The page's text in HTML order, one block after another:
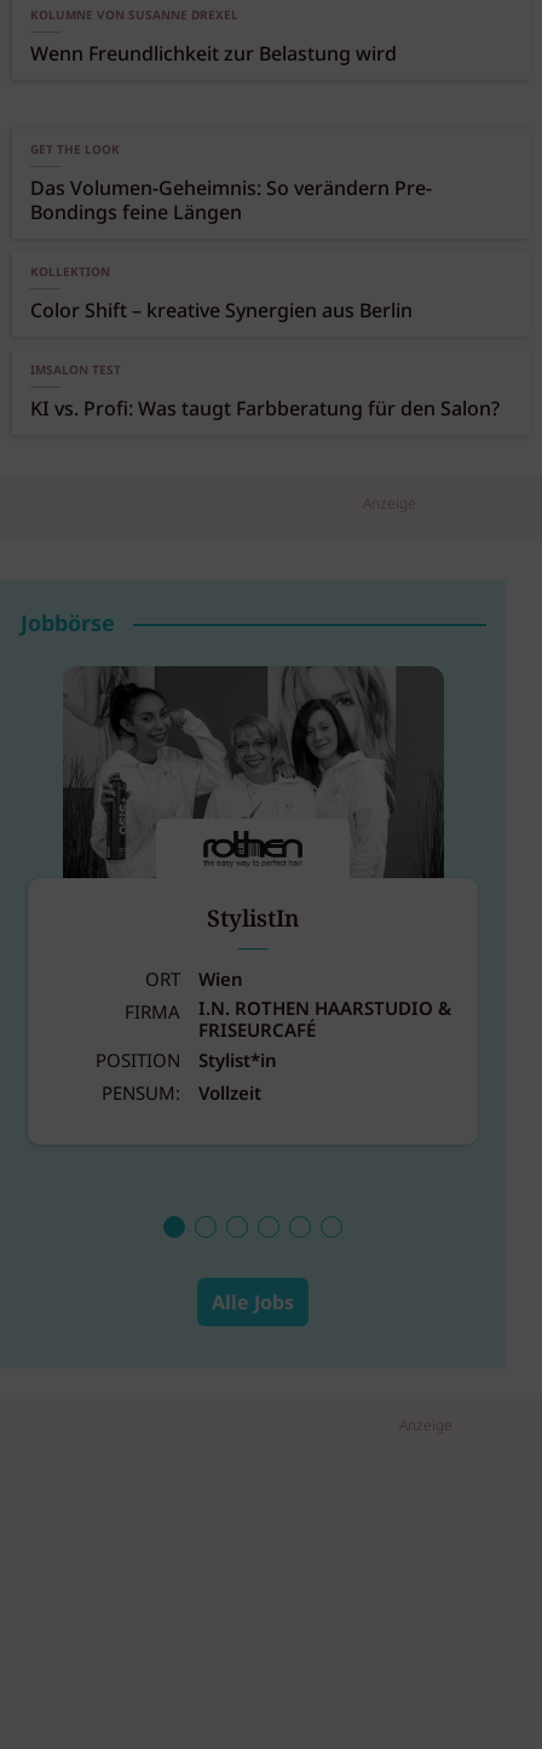
KOLUMNE VON SUSANNE DREXEL
Wenn Freundlichkeit zur Belastung wird
GET THE LOOK
Das Volumen-Geheimnis: So verändern Pre-
Bondings feine Längen
KOLLEKTION
Color Shift – kreative Synergien aus Berlin
IMSALON TEST
KI vs. Profi: Was taugt Farbberatung für den Salon?
Anzeige
Jobbörse
StylistIn
ORT
Wien
FIRMA
I.N. ROTHEN HAARSTUDIO &
FRISEURCAFÉ
POSITION
Stylist*in
PENSUM:
Vollzeit
Alle Jobs
Anzeige